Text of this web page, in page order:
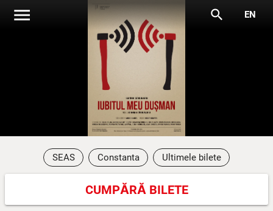
menu search EN
SEAS Constanta Ultimele bilete
CUMPĂRĂ BILETE